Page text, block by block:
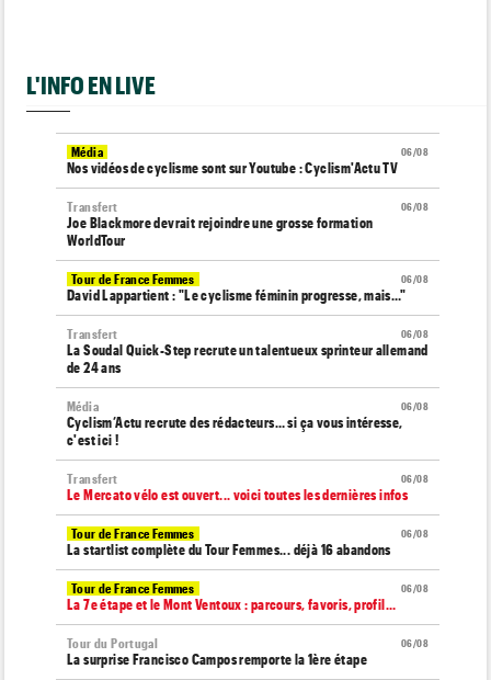
L'INFO EN LIVE
06/08
Média
Nos vidéos de cyclisme sont sur Youtube : Cyclism'Actu TV
06/08
Transfert
Joe Blackmore devrait rejoindre une grosse formation
WorldTour
06/08
Tour de France Femmes
David Lappartient : "Le cyclisme féminin progresse, mais…"
06/08
Transfert
La Soudal Quick-Step recrute un talentueux sprinteur allemand
de 24 ans
06/08
Média
Cyclism’Actu recrute des rédacteurs… si ça vous intéresse,
c'est ici !
06/08
Transfert
Le Mercato vélo est ouvert... voici toutes les dernières infos
06/08
Tour de France Femmes
La startlist complète du Tour Femmes... déjà 16 abandons
06/08
Tour de France Femmes
La 7e étape et le Mont Ventoux : parcours, favoris, profil…
06/08
Tour du Portugal
La surprise Francisco Campos remporte la 1ère étape